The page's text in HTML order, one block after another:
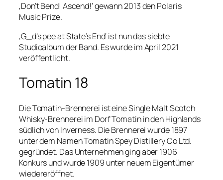
‚Don’t Bend! Ascend!‘ gewann 2013 den Polaris
Music Prize.
‚G_d’s pee at State’s End‘ ist nun das siebte
Studioalbum der Band. Es wurde im April 2021
veröffentlicht.
Tomatin 18
Die Tomatin-Brennerei ist eine Single Malt Scotch
Whisky-Brennerei im Dorf Tomatin in den Highlands
südlich von Inverness. Die Brennerei wurde 1897
unter dem Namen Tomatin Spey Distillery Co Ltd.
gegründet. Das Unternehmen ging aber 1906
Konkurs und wurde 1909 unter neuem Eigentümer
wiedereröffnet.